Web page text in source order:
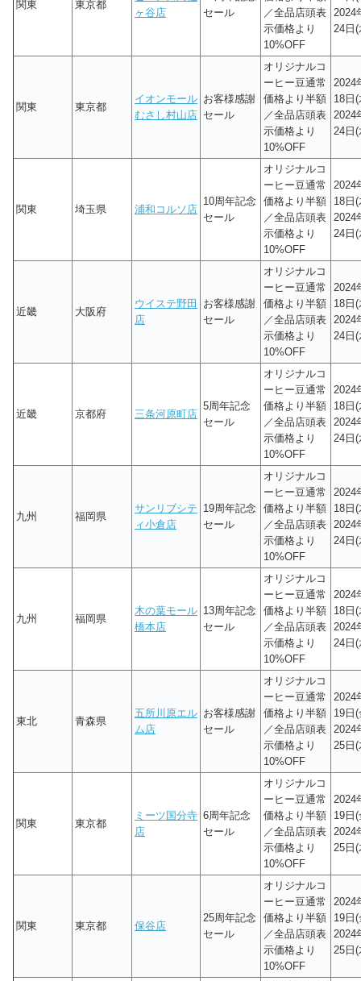
関東 東京都
ヶ谷店
セール
／全品店頭表
示価格より
10%OFF
2024
24日(
関東 東京都
イオンモール
むさし村山店
お客様感謝
セール
オリジナルコ
ーヒー豆通常
価格より半額
／全品店頭表
示価格より
10%OFF
2024
18日
2024
24日(
関東 埼玉県 浦和コルソ店
10周年記念
セール
オリジナルコ
ーヒー豆通常
価格より半額
／全品店頭表
示価格より
10%OFF
2024
18日
2024
24日(
近畿 大阪府
ウイステ野田
店
お客様感謝
セール
オリジナルコ
ーヒー豆通常
価格より半額
／全品店頭表
示価格より
10%OFF
2024
18日
2024
24日(
近畿 京都府 三条河原町店
5周年記念
セール
オリジナルコ
ーヒー豆通常
価格より半額
／全品店頭表
示価格より
10%OFF
2024
18日
2024
24日(
九州 福岡県
サンリブシテ
ィ小倉店
19周年記念
セール
オリジナルコ
ーヒー豆通常
価格より半額
／全品店頭表
示価格より
10%OFF
2024
18日
2024
24日(
九州 福岡県
木の葉モール
橋本店
13周年記念
セール
オリジナルコ
ーヒー豆通常
価格より半額
／全品店頭表
示価格より
10%OFF
2024
18日
2024
24日(
東北 青森県
五所川原エル
ム店
お客様感謝
セール
オリジナルコ
ーヒー豆通常
価格より半額
／全品店頭表
示価格より
10%OFF
2024
19日
2024
25日(
関東 東京都
ミーツ国分寺
店
6周年記念
セール
オリジナルコ
ーヒー豆通常
価格より半額
／全品店頭表
示価格より
10%OFF
2024
19日
2024
25日(
関東 東京都 保谷店
25周年記念
セール
オリジナルコ
ーヒー豆通常
価格より半額
／全品店頭表
示価格より
10%OFF
2024
19日
2024
25日(